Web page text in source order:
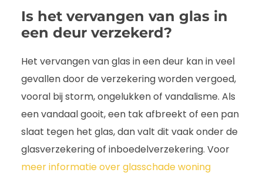
Is het vervangen van glas in
een deur verzekerd?
Het vervangen van glas in een deur kan in veel
gevallen door de verzekering worden vergoed,
vooral bij storm, ongelukken of vandalisme. Als
een vandaal gooit, een tak afbreekt of een pan
slaat tegen het glas, dan valt dit vaak onder de
glasverzekering of inboedelverzekering. Voor
meer informatie over glasschade woning